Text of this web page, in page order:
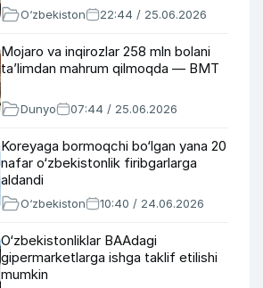
O‘zbekiston 22:44 / 25.06.2026
Mojaro va inqirozlar 258 mln bolani
ta’limdan mahrum qilmoqda — BMT
Dunyo 07:44 / 25.06.2026
Koreyaga bormoqchi bo‘lgan yana 20
nafar o‘zbekistonlik firibgarlarga
aldandi
O‘zbekiston 10:40 / 24.06.2026
O‘zbekistonliklar BAAdagi
gipermarketlarga ishga taklif etilishi
mumkin